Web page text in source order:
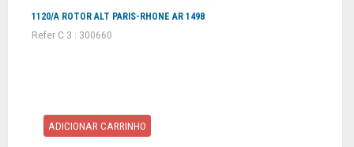
1120/A ROTOR ALT PARIS-RHONE AR 1498
Refer C 3 : 300660
ADICIONAR CARRINHO